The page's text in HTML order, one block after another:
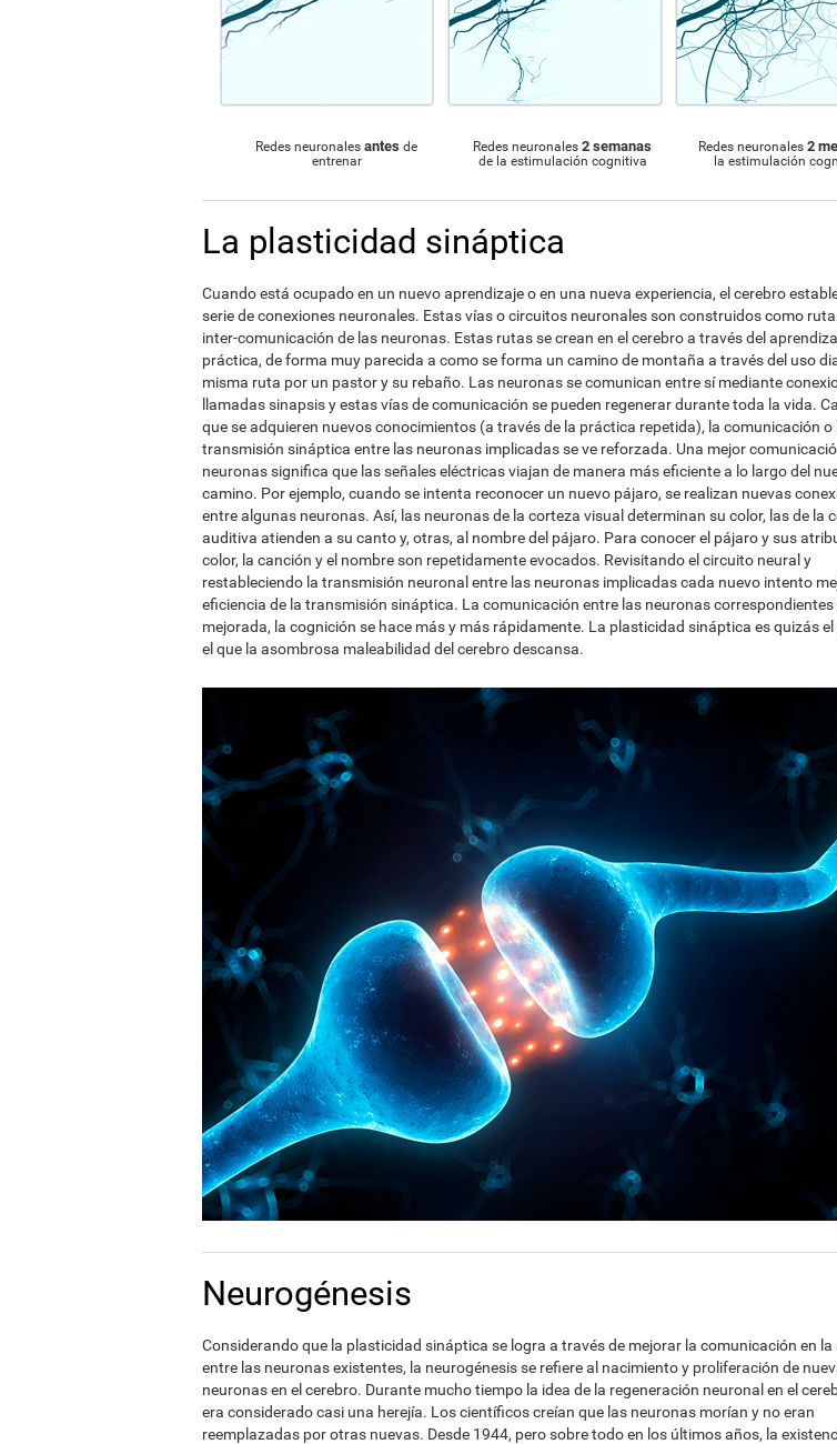
Redes neuronalesantes de
entrenar
Redes neuronales2 semanas
de la estimulación cognitiva
Redes neuronales2
la estimulación
La plasticidad sináptica
Cuando está ocupado en un nuevo aprendizaje o en una nueva experiencia, el cerebro
serie de conexiones neuronales. Estas vías o circuitos neuronales son construidos como
inter-comunicación de las neuronas. Estas rutas se crean en el cerebro a través del
práctica, de forma muy parecida a como se forma un camino de montaña a través del uso
misma ruta por un pastor y su rebaño. Las neuronas se comunican entre sí mediante
llamadas sinapsis y estas vías de comunicación se pueden regenerar durante toda la vida.
que se adquieren nuevos conocimientos (a través de la práctica repetida), la comunicación o
transmisión sináptica entre las neuronas implicadas se ve reforzada. Una mejor
neuronas significa que las señales eléctricas viajan de manera más eficiente a lo largo del
camino. Por ejemplo, cuando se intenta reconocer un nuevo pájaro, se realizan nuevas
entre algunas neuronas. Así, las neuronas de la corteza visual determinan su color, las de la
auditiva atienden a su canto y, otras, al nombre del pájaro. Para conocer el pájaro y sus
color, la canción y el nombre son repetidamente evocados. Revisitando el circuito neural y
restableciendo la transmisión neuronal entre las neuronas implicadas cada nuevo intento
eficiencia de la transmisión sináptica. La comunicación entre las neuronas correspondientes
mejorada, la cognición se hace más y más rápidamente. La plasticidad sináptica es quizás
el que la asombrosa maleabilidad del cerebro descansa.
Neurogénesis
Considerando que la plasticidad sináptica se logra a través de mejorar la comunicación en la
entre las neuronas existentes, la neurogénesis se refiere al nacimiento y proliferación de
neuronas en el cerebro. Durante mucho tiempo la idea de la regeneración neuronal en el
era considerado casi una herejía. Los científicos creían que las neuronas morían y no eran
reemplazadas por otras nuevas. Desde 1944, pero sobre todo en los últimos años, la